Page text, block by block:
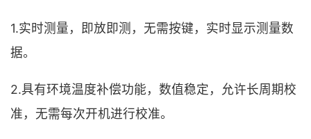
1.实时测量，即放即测，无需按键，实时显示测量数
据。
2.具有环境温度补偿功能，数值稳定，允许长周期校
准，无需每次开机进行校准。